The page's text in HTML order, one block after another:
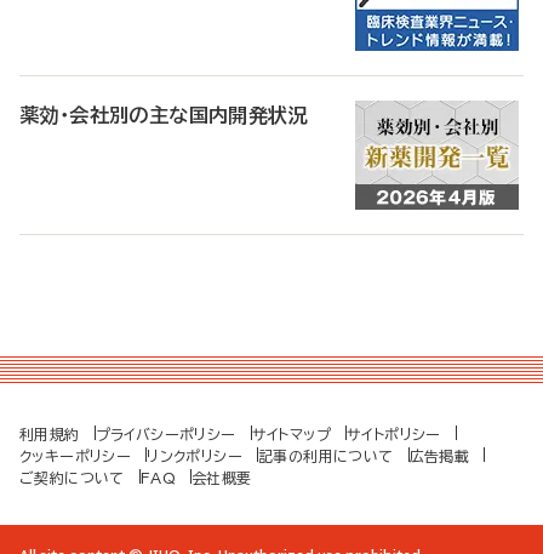
薬効・会社別の主な国内開発状況
利用規約 プライバシーポリシー サイトマップ
サイトポリシー
クッキーポリシー
リンクポリシー 記事の利用について
広告掲載
ご契約について
FAQ 会社概要